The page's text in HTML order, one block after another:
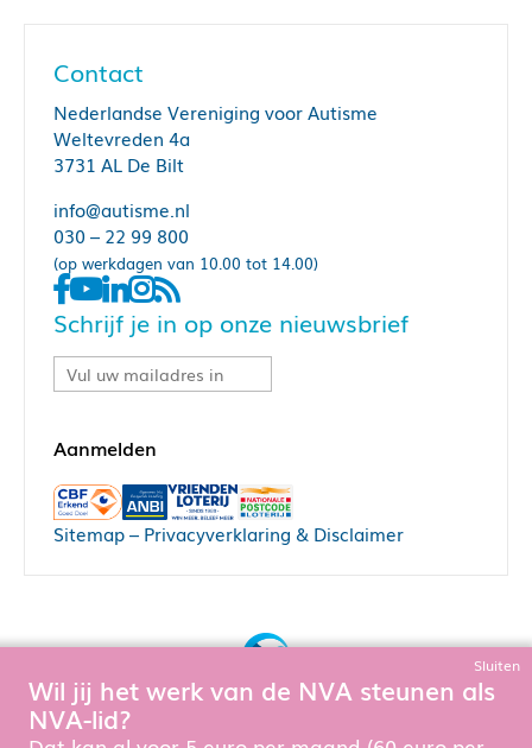
Contact
Nederlandse Vereniging voor Autisme
Weltevreden 4a
3731 AL De Bilt
info@autisme.nl
030 – 22 99 800
(op werkdagen van 10.00 tot 14.00)
Schrijf je in op onze nieuwsbrief
Sitemap– Privacyverklaring & Disclaimer
Om de website goed te laten functioneren en te verbeteren
Sluiten
Wil jij het werk van de NVA steunen als
NVA-lid?